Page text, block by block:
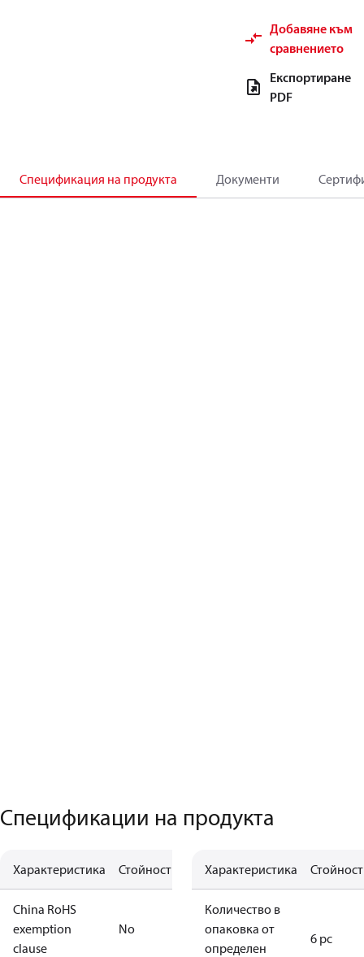
Добавяне към
сравнението
Експортиране
PDF
Спецификация на продукта Документи
Спецификации на продукта
Характеристика Стойност
China RoHS
exemption
clause
No
Характеристика Стойност
Количество в
опаковка от
определен
6 pc